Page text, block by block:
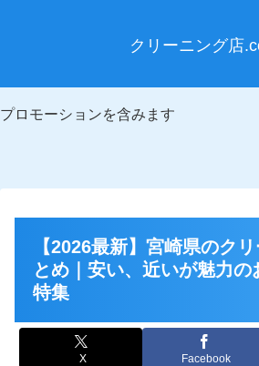
クリーニング店
プロモーションを含みます
【2026最新】宮崎県のク
とめ｜安い、近いが魅力の
特集
X Facebook